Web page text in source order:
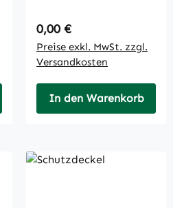
Regulärer Preis:
0,00 €
Preise exkl. MwSt. zzgl.
Versandkosten
In den Warenkorb